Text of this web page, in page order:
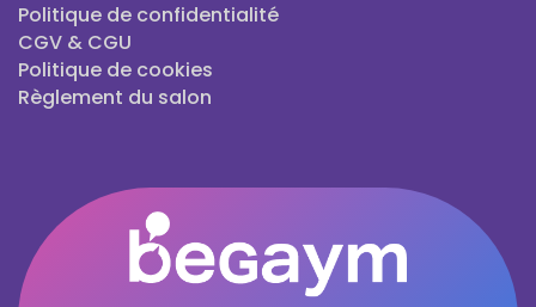
Politique de confidentialité
CGV & CGU
Politique de cookies
Règlement du salon